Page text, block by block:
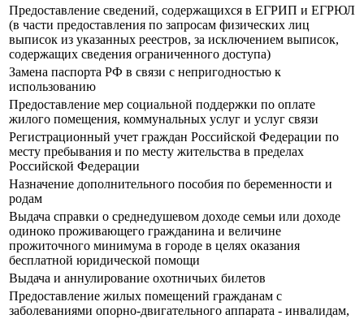
Предоставление сведений, содержащихся в ЕГРИП и ЕГРЮЛ
(в части предоставления по запросам физических лиц
выписок из указанных реестров, за исключением выписок,
содержащих сведения ограниченного доступа)
Замена паспорта РФ в связи с непригодностью к
использованию
Предоставление мер социальной поддержки по оплате
жилого помещения, коммунальных услуг и услуг связи
Регистрационный учет граждан Российской Федерации по
месту пребывания и по месту жительства в пределах
Российской Федерации
Назначение дополнительного пособия по беременности и
родам
Выдача справки о среднедушевом доходе семьи или доходе
одиноко проживающего гражданина и величине
прожиточного минимума в городе в целях оказания
бесплатной юридической помощи
Выдача и аннулирование охотничьих билетов
Предоставление жилых помещений гражданам с
заболеваниями опорно-двигательного аппарата - инвалидам,